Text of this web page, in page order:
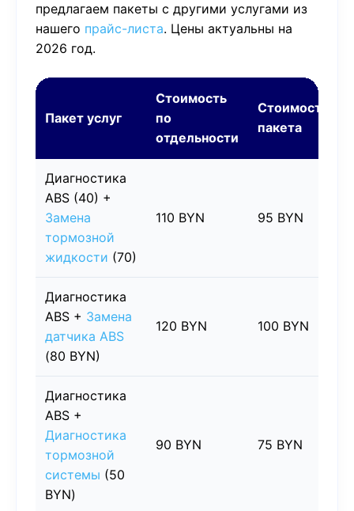
предлагаем пакеты с другими услугами из
нашего прайс-листа. Цены актуальны на
2026 год.
Пакет услуг
Стоимость
по
отдельности
Стоимость
пакета
Диагностика
ABS (40) +
Замена
тормозной
жидкости (70)
110 BYN 95 BYN
Диагностика
ABS + Замена
датчика ABS
(80 BYN)
120 BYN 100 BYN
Диагностика
ABS +
Диагностика
тормозной
системы (50
BYN)
90 BYN 75 BYN